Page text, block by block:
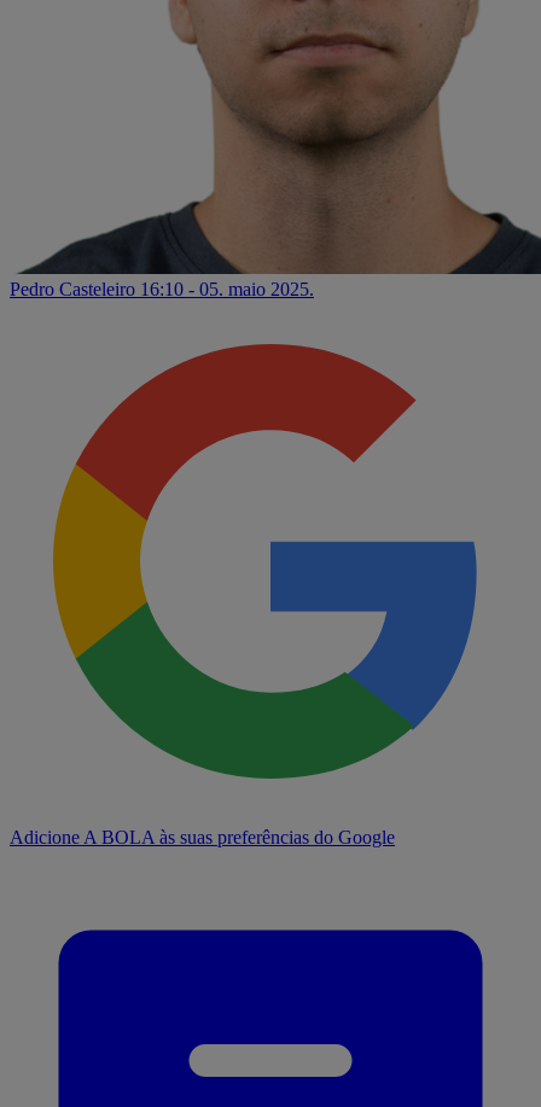
Pedro Casteleiro 16:10 - 05. maio 2025.
Adicione A BOLA às suas preferências do Google